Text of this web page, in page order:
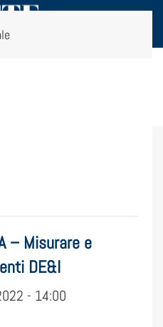
– Misurare e
DE&I
- 14:00